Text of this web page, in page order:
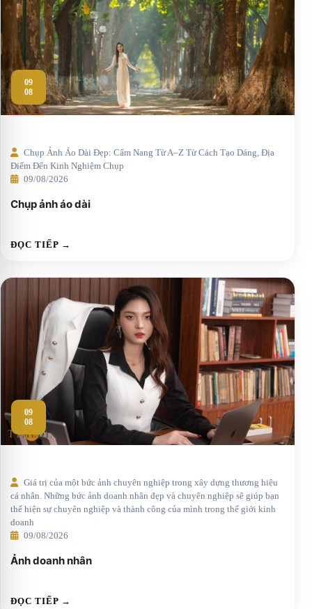
09
08
Chụp Ảnh Áo Dài Đẹp: Cẩm Nang Từ A–Z Từ Cách Tạo Dáng, Địa
Điểm Đến Kinh Nghiệm Chụp
09/08/2026
Chụp ảnh áo dài
ĐỌC TIẾP →
09
08
Giá trị của một bức ảnh chuyên nghiệp trong xây dựng thương hiệu
cá nhân. Những bức ảnh doanh nhân đẹp và chuyên nghiệp sẽ giúp bạn
thể hiện sự chuyên nghiệp và thành công của mình trong thế giới kinh
doanh
09/08/2026
Ảnh doanh nhân
ĐỌC TIẾP →